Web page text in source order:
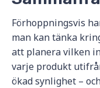
Förhoppningsvis
man kan tänka
att planera vilken
varje produkt
ökad synlighet –